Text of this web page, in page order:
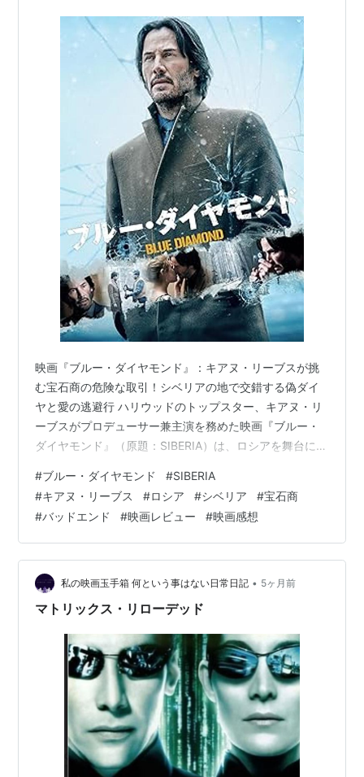
映画『ブルー・ダイヤモンド』：キアヌ・リーブスが挑
む宝石商の危険な取引！シベリアの地で交錯する偽ダイ
ヤと愛の逃避行 ハリウッドのトップスター、キアヌ・リ
ーブスがプロデューサー兼主演を務めた映画『ブルー・
ダイヤモンド』（原題：SIBERIA）は、ロシアを舞台にし
を巡る犯罪組織との取引、失踪した相棒、そして極寒の
シベリアで出会った女性との許されざる恋。派手なアク
ションを期待すると裏切られるかもしれませんが、孤独
な男が運命に抗い、破滅へと向かう独特の空気感を持っ
た大人のドラマが展開されます。
#ブルー・ダイヤモンド #SIBERIA
#キアヌ・リーブス #ロシア #シベリア #宝石商
#バッドエンド #映画レビュー #映画感想
私の映画玉手箱 何という事はない日常日記 • 5ヶ月前
マトリックス・リローデッド